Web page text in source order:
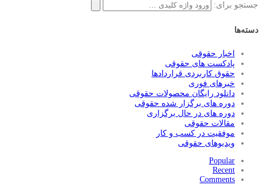
جستجو برای:
دسته‌ها
اخبار حقوقی
پادکست های حقوقی
حقوق کاربردی قراردادها
خبرهای فوری
دانلود رایگان محصولات حقوقی
دوره های برگزار شده حقوقی
دوره های در حال برگزاری
مقالات حقوقی
موفقیت در کسب و کار
ویدیوهای حقوقی
Popular
Recent
Comments